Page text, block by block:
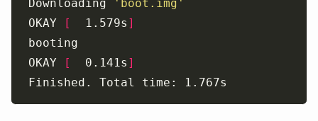
Downloading
'boot.img'
OKAY
[
  1.579s
]
booting
OKAY
[
  0.141s
]